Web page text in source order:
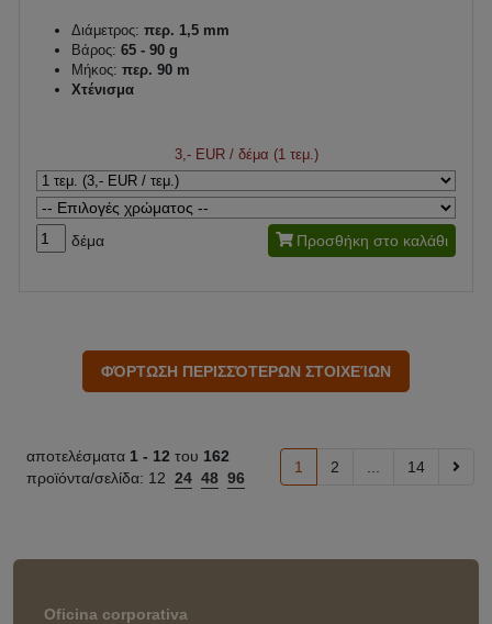
Διάμετρος: περ. 1,5 mm
Βάρος: 65 - 90 g
Μήκος: περ. 90 m
Χτένισμα
3,- EUR/ δέμα (1 τεμ.)
δέμα Προσθήκη στο καλάθι
αποτελέσματα 1 - 12 του 162
προϊόντα/σελίδα: 12 24 48 96
1 2 14
Oficina corporativa